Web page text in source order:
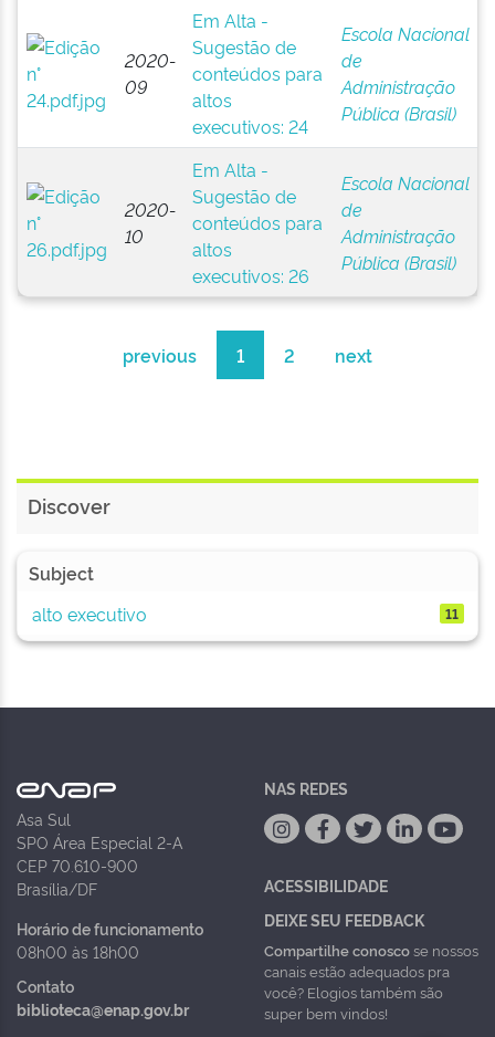
2020-
09
Em Alta -
Sugestão de
conteúdos para
altos
executivos: 24
Escola Nacional
de
Administração
Pública (Brasil)
2020-
10
Em Alta -
Sugestão de
conteúdos para
altos
executivos: 26
Escola Nacional
de
Administração
Pública (Brasil)
previous 1 2 next
Discover
Subject
alto executivo
11
Asa Sul
SPO Área Especial 2-A
CEP 70.610-900
Brasília/DF
Horário de funcionamento
08h00 às 18h00
Contato
biblioteca@enap.gov.br
NAS REDES
ACESSIBILIDADE
DEIXE SEU FEEDBACK
Compartilhe conoscose nossos
canais estão adequados pra
você? Elogios também são
super bem vindos!